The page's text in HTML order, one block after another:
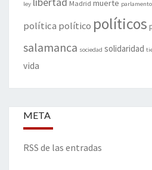
ley Madrid muerte parlamento
política político políticos
salamanca sociedad solidaridad
vida
META
RSS de las entradas